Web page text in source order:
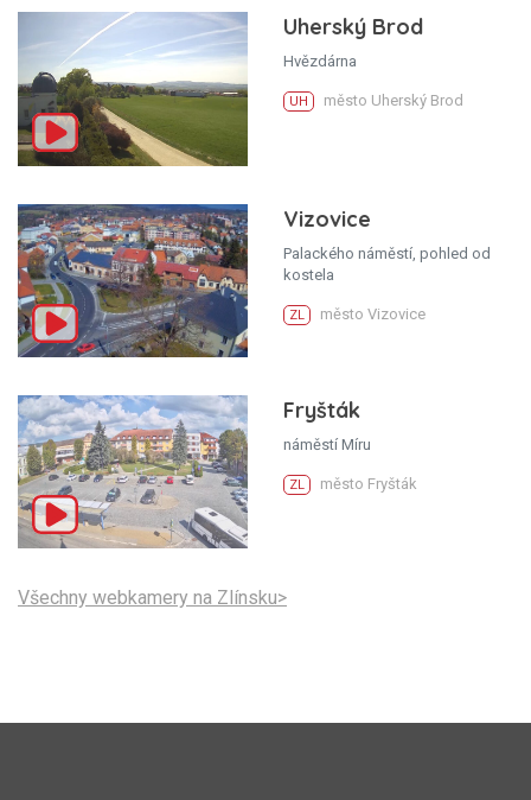
Uherský Brod
Hvězdárna
UH město Uherský Brod
Vizovice
Palackého náměstí, pohled od
kostela
ZL město Vizovice
Fryšták
náměstí Míru
ZL město Fryšták
Všechny webkamery na Zlínsku>